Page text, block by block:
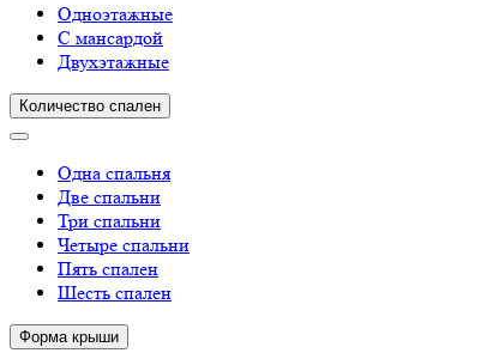
Одноэтажные
С мансардой
Двухэтажные
Количество спален
Одна спальня
Две спальни
Три спальни
Четыре спальни
Пять спален
Шесть спален
Форма крыши